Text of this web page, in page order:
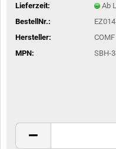
Lieferzeit:
Ab
BestellNr.:
EZ014
Hersteller:
COMF
MPN:
SBH-